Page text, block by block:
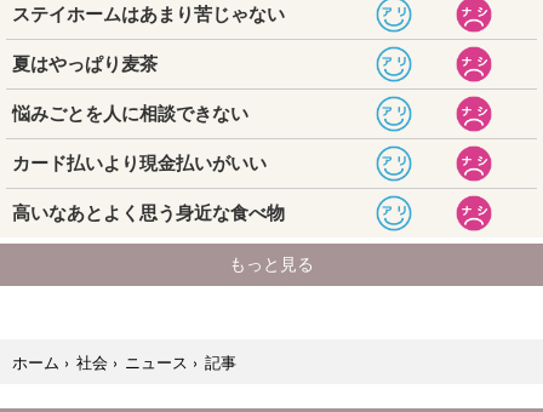
ホーム › 社会 › ニュース › 記事